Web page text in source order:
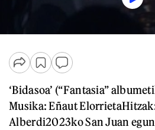
‘Bidasoa’ (“Fantasia”
Musika: Eñaut
Alberdi2023ko San Juan